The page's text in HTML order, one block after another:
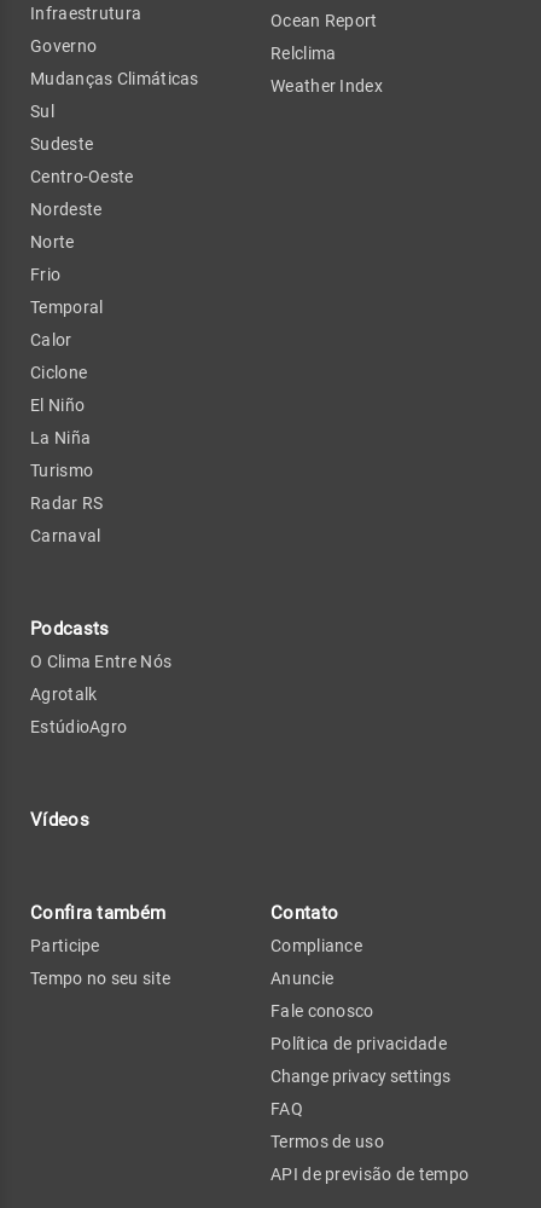
Infraestrutura
Governo
Mudanças Climáticas
Sul
Sudeste
Centro-Oeste
Nordeste
Norte
Frio
Temporal
Calor
Ciclone
El Niño
La Niña
Turismo
Radar RS
Carnaval
Podcasts
O Clima Entre Nós
Agrotalk
EstúdioAgro
Vídeos
Ocean Report
Relclima
Weather Index
Confira também
Participe
Tempo no seu site
Contato
Compliance
Anuncie
Fale conosco
Política de privacidade
Change privacy settings
FAQ
Termos de uso
API de previsão de tempo